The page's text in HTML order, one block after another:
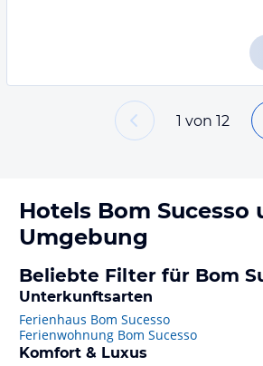
1 von 12
Hotels Bom Sucesso
Umgebung
Beliebte Filter für Bom
Unterkunftsarten
Ferienhaus Bom Sucesso
Ferienwohnung Bom Sucesso
Komfort & Luxus